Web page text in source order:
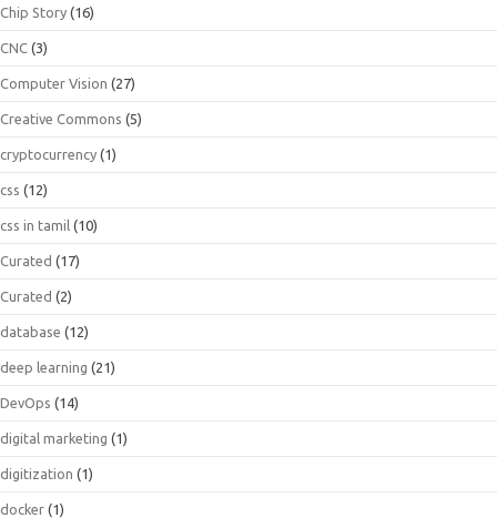
Chip Story (16)
CNC (3)
Computer Vision (27)
Creative Commons (5)
cryptocurrency (1)
css (12)
css in tamil (10)
Curated (17)
Curated (2)
database (12)
deep learning (21)
DevOps (14)
digital marketing (1)
digitization (1)
docker (1)